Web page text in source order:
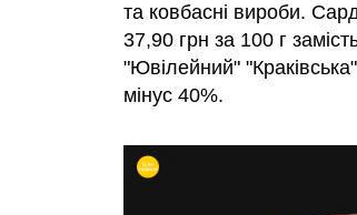
та ковбасні вироби.
37,90 грн за 100 г
"Ювілейний"
мінус 40%.